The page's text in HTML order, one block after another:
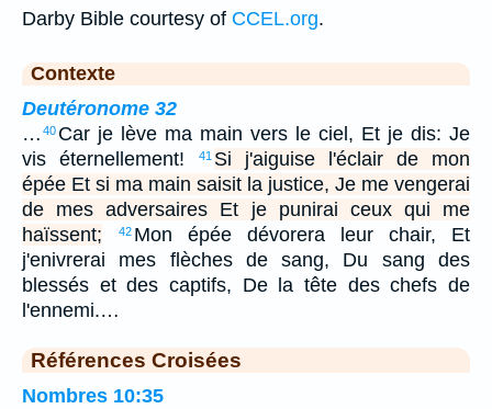
Darby Bible courtesy of CCEL.org.
Contexte
Deutéronome 32
… 40 Car je lève ma main vers le ciel, Et je dis: Je
vis éternellement!
41 Si j'aiguise l'éclair de mon
épée Et si ma main saisit la justice, Je me vengerai
de mes adversaires Et je punirai ceux qui me
haïssent;
42 Mon épée dévorera leur chair, Et
j'enivrerai mes flèches de sang, Du sang des
blessés et des captifs, De la tête des chefs de
l'ennemi.…
Références Croisées
Nombres 10:35